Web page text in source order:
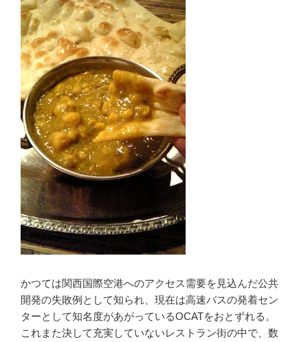
かつては関西国際空港へのアクセス需要を見込んだ公共
開発の失敗例として知られ、現在は高速バスの発着セン
ターとして知名度があがっているOCATをおとずれる。
これまた決して充実していないレストラン街の中で、数